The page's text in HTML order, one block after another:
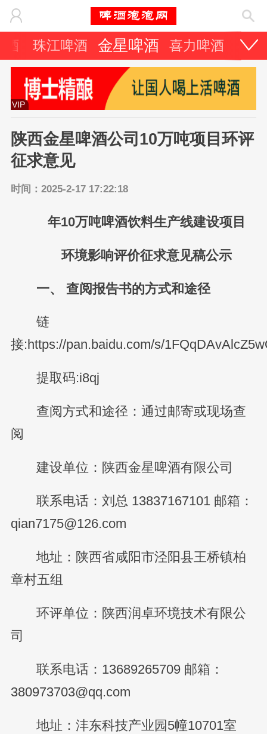
酒 珠江啤酒 金星啤酒 喜力啤酒 嘉
VIP
陕西金星啤酒公司10万吨项目环评
征求意见
时间：2025-2-17 17:22:18
年10万吨啤酒饮料生产线建设项目
环境影响评价征求意见稿公示
一、 查阅报告书的方式和途径
链
接:https://pan.baidu.com/s/
提取码:i8qj
查阅方式和途径：通过邮寄或现场查
阅
建设单位：陕西金星啤酒有限公司
联系电话：刘总 13837167101 邮箱：
qian7175@126.com
地址：陕西省咸阳市泾阳县王桥镇柏
章村五组
环评单位：陕西润卓环境技术有限公
司
联系电话：13689265709 邮箱：
380973703@qq.com
地址：沣东科技产业园5幢10701室